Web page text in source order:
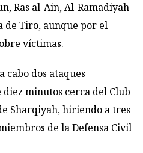
Ras al-Ain, Al-Ramadiyah
de Tiro, aunque por el
víctimas.
cabo dos ataques
diez minutos cerca del Club
Sharqiyah, hiriendo a tres
de la Defensa Civil